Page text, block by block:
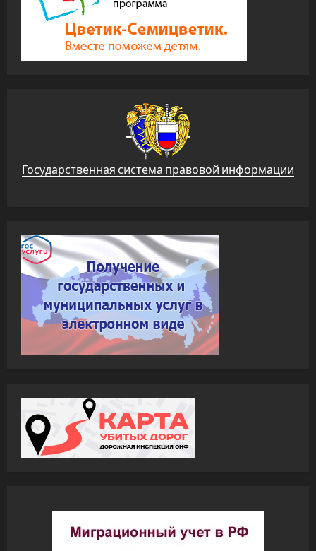
Государственная система правовой информации